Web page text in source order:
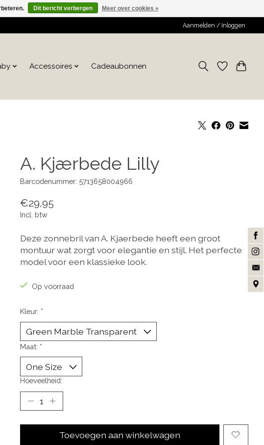
Aanmelden / Inloggen
Accessoires Cadeaubonnen
A. Kjærbede Lilly
Barcodenummer: 5713658004966
€29,95
Incl. btw
Deze zonnebril van A. Kjaerbede heeft een groot
montuur wat zorgt voor elegantie en stijl. Het perfecte
model voor een klassieke look.
Op voorraad
Kleur: *
Maat: *
Hoeveelheid:
Toevoegen aan winkelwagen
Dit bericht verbergen Meer over cookies »